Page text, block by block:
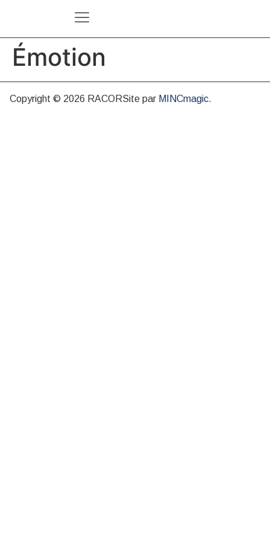
Émotion
Copyright © 2026 RACORSite par MINCmagic.